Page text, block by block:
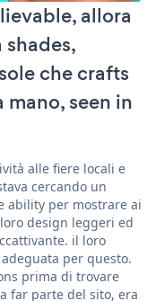
allora
che crafts
seen in
alle fiere locali e
cercando un
ability per mostrare ai
design leggeri ed
il loro
per questo.
prima di trovare
far parte del sito, era